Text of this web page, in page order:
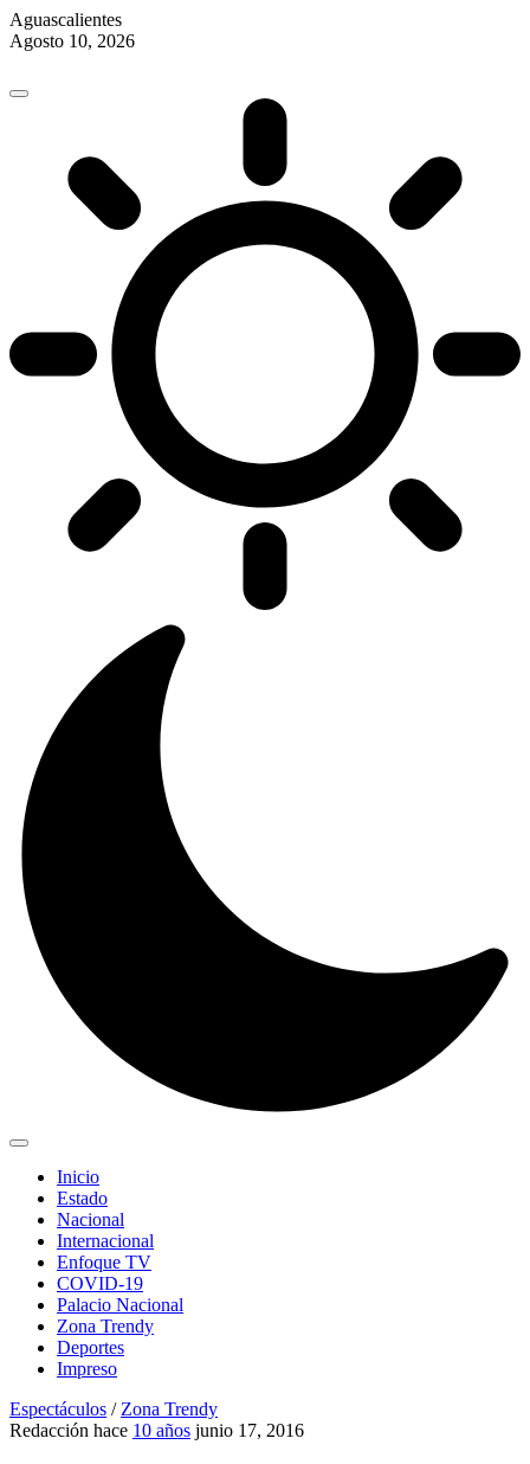
Aguascalientes
Agosto 10, 2026
content
Inicio
Estado
Nacional
Internacional
Enfoque TV
COVID-19
Palacio Nacional
Zona Trendy
Deportes
Impreso
Espectáculos /Zona Trendy
Redacción hace 10 años junio 17, 2016